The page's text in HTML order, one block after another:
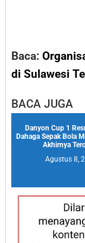
Baca:
di Sulawesi
BACA JUGA
Danyon Cup 1
Dahaga Sepak Bola
Akhirnya
Agustus 8,